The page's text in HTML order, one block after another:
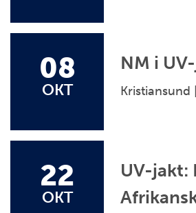
08
OKT
NM i
Kristiansund
22
OKT
UV-jakt: